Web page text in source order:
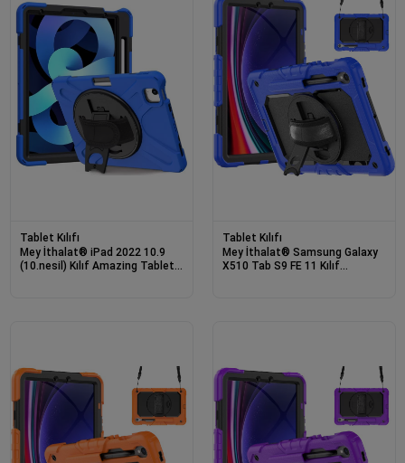
Tablet Kılıfı
Mey İthalat® iPad 2022 10.9
(10.nesil) Kılıf Amazing Tablet
Tablet Kılıfı
Mey İthalat® Samsung Galaxy
X510 Tab S9 FE 11 Kılıf